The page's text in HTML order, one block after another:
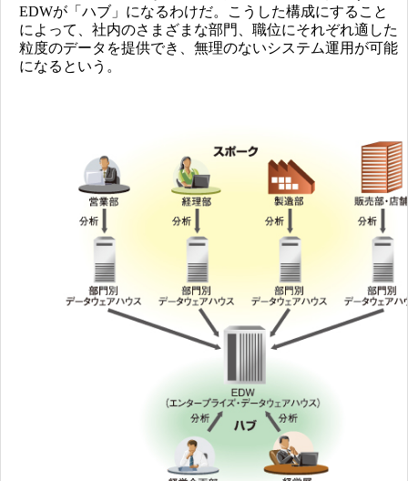
EDWが「ハブ」になるわけだ。こうした構成にすること
によって、社内のさまざまな部門、職位にそれぞれ適した
粒度のデータを提供でき、無理のないシステム運用が可能
になるという。